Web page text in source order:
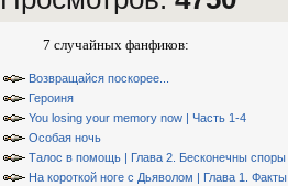
7 случайных фанфиков:
Возвращайся поскорее...
Героиня
You losing your memory now | Часть 1-4
Особая ночь
Талос в помощь | Глава 2. Бесконечны споры
На короткой ноге с Дьяволом | Глава 1. Факты